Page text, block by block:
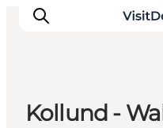
Kollund -